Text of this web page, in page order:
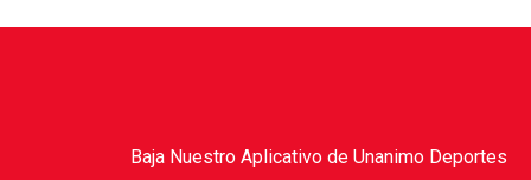
Baja Nuestro Aplicativo de Unanimo Deportes